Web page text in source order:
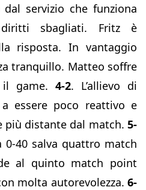
servizio che funziona
sbagliati. Fritz è
risposta. In vantaggio
tranquillo. Matteo soffre
game. 4-2. L’allievo di
essere poco reattivo e
più distante dal match. 5-
40 salva quattro match
al quinto match point
molta autorevolezza. 6-